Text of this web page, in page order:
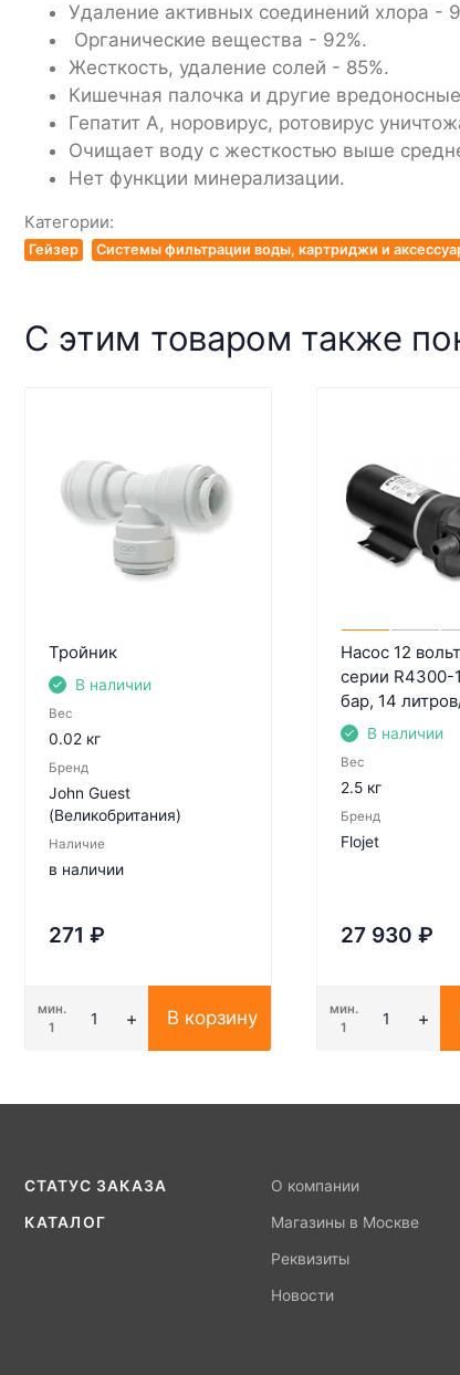
Удаление активных соединений хлора -
Органические вещества - 92%.
Жесткость, удаление солей - 85%.
Кишечная палочка и другие
Гепатит А, норовирус, ротовирус
Очищает воду с жесткостью выше
Нет функции минерализации.
Категории:
Гейзер Системы фильтрации воды, картриджи и
С этим товаром также
Тройник
В наличии
Вес
0.02 кг
Бренд
John Guest
(Великобритания)
Наличие
в наличии
271 ₽
мин.
1
В корзину
Насос 12
серии R4300-
бар, 14
В наличии
Вес
2.5 кг
Бренд
Flojet
27 930 ₽
мин.
1
СТАТУС ЗАКАЗА
КАТАЛОГ
О компании
Магазины в Москве
Реквизиты
Новости